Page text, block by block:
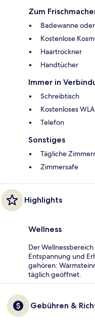
Zum
Badewanne
Kostenlose
Haartrockner
Handtücher
Immer in
Schreibtisch
Kostenloses
Telefon
Sonstiges
Tägliche
Zimmersafe
Highlights
Wellness
Der
Entspannung und
gehören:
täglich geöffnet.
Gebühren &